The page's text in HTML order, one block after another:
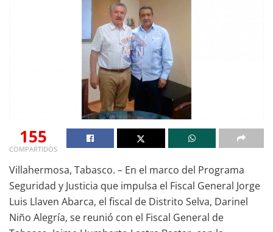
155
COMPARTIDOS
Villahermosa, Tabasco. – En el marco del Programa
Seguridad y Justicia que impulsa el Fiscal General Jorge
Luis Llaven Abarca, el fiscal de Distrito Selva, Darinel
Niño Alegría, se reunió con el Fiscal General de